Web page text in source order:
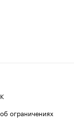
ограничениях